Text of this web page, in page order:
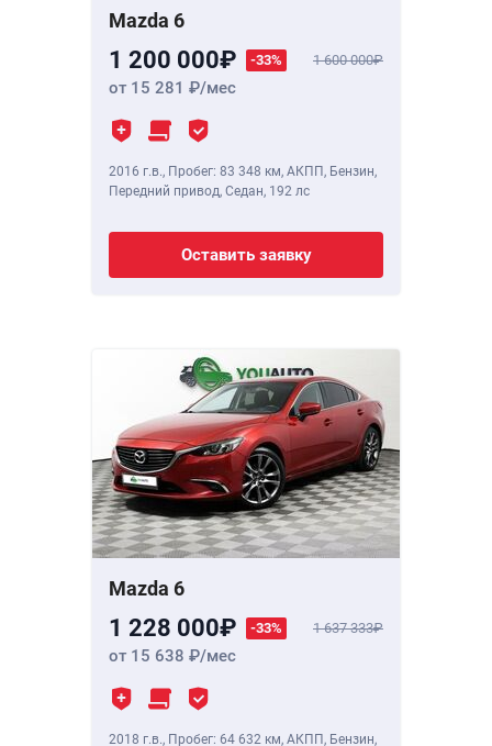
Mazda 6
1 200 000 -33% 1 600 000
от 15 281 /мес
2016 г.в., Пробег: 83 348 км, АКПП, Бензин,
Передний привод, Седан, 192 лс
Оставить заявку
Mazda 6
1 228 000 -33% 1 637 333
от 15 638 /мес
2018 г.в., Пробег: 64 632 км, АКПП, Бензин,